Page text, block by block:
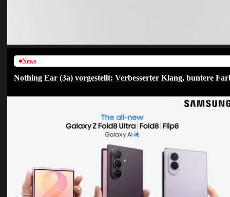
News
Nothing Ear (3a) vorgestellt: Verbesserter Klang, buntere